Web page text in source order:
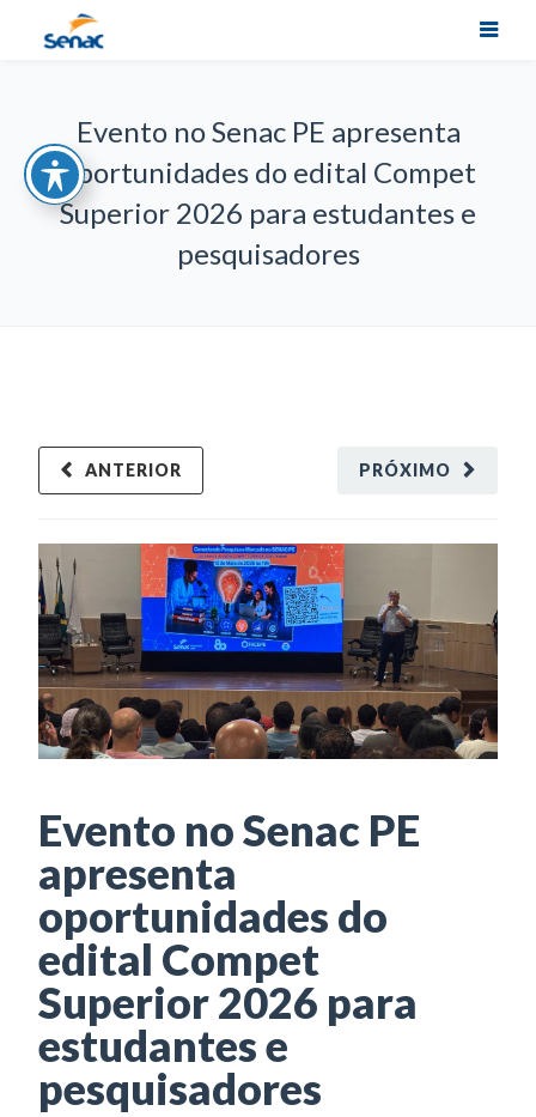
Evento no Senac PE apresenta
oportunidades do edital Compet
Superior 2026 para estudantes e
pesquisadores
PRÓXIMO
ANTERIOR
Evento no Senac PE
apresenta
oportunidades do
edital Compet
Superior 2026 para
estudantes e
pesquisadores